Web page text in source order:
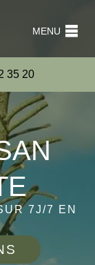
MENU
35 20
7J/7 EN